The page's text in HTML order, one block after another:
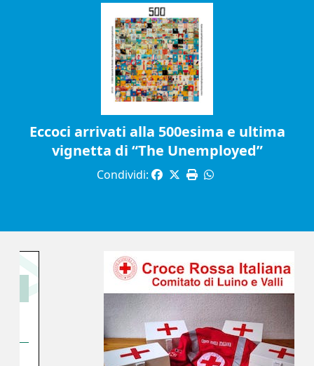
Eccoci arrivati alla 500esima e ultima
vignetta di “The Unemployed”
Condividi: